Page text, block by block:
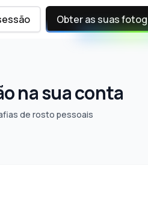
Obter as suas
na sua conta
de rosto pessoais